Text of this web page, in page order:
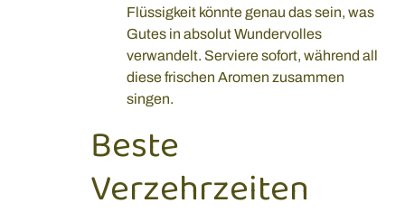
Flüssigkeit könnte genau das sein, was
Gutes in absolut Wundervolles
verwandelt. Serviere sofort, während all
diese frischen Aromen zusammen
singen.
Beste
Verzehrzeiten